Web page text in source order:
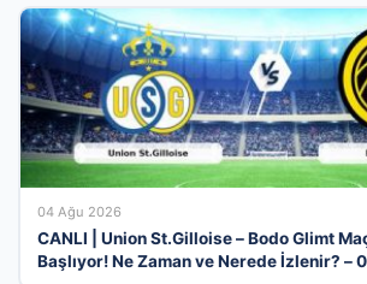
04 Ağu 2026
CANLI | Union St.Gilloise – Bodo Glimt
Başlıyor! Ne Zaman ve Nerede İzlenir? –